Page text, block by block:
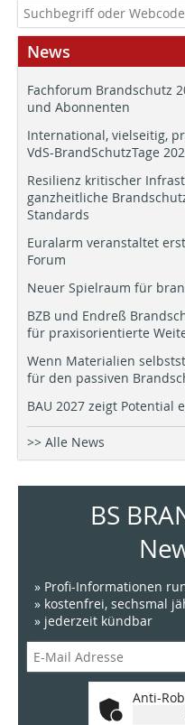
News
Fachforum Brandschutz
und Abonnenten
International, vielseitig,
VdS-BrandSchutzTage
Resilienz kritischer
ganzheitliche
Standards
Euralarm veranstaltet
Forum
Neuer Spielraum für
BZB und Endreß
für praxisorientierte
Wenn Materialien
für den passiven
BAU 2027 zeigt Potential
>> Alle News
BS
» Profi-Informationen
» kostenfrei, sechsmal
» jederzeit kündbar
Anti-